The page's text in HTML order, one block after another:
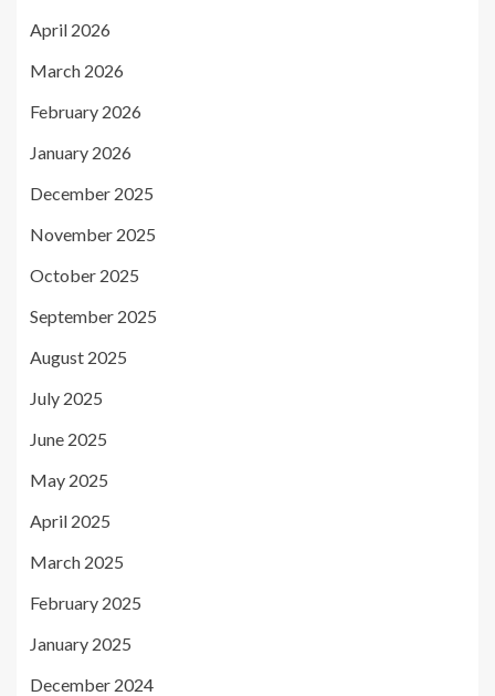
April 2026
March 2026
February 2026
January 2026
December 2025
November 2025
October 2025
September 2025
August 2025
July 2025
June 2025
May 2025
April 2025
March 2025
February 2025
January 2025
December 2024